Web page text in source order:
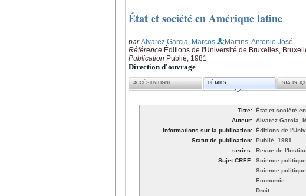
État et société en Amérique latine
parAlvarez Garcia, Marcos
;Martins, Antonio José
Référence Éditions de l'Université de Bruxelles,
Publication Publié, 1981
Direction d'ouvrage
ACCÈS EN LIGNE DÉTAILS
Titre: État et société
Auteur: Alvarez Garcia,
Informations sur la publication: Éditions de
Statut de publication: Publié, 1981
series: Revue de
Sujet CREF: Science
Science
Economie
Droit